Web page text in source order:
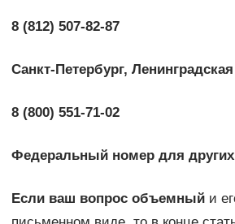
8 (812) 507-82-87
Санкт-Петербург,
8 (800) 551-71-02
Федеральный номер для других
Если ваш вопрос объемныйи